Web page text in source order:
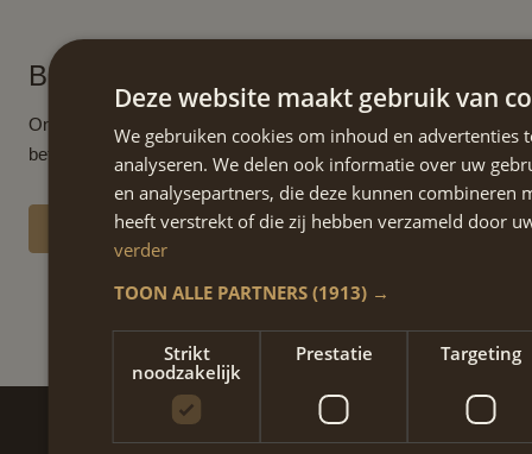
BEHANDELOPTIES
Ontdek binnen 1 minuut of MDC WEL iets voor u kan
betekenen door middel van een korte vragenlijst.
DOE DE TEST
Deze website maakt gebruik van
We gebruiken cookies om inhoud en advertenties
analyseren. We delen ook informatie over uw
en analysepartners, die deze kunnen combineren
heeft verstrekt of die zij hebben verzameld door
verder
TOON ALLE PARTNERS (1913) →
Strikt
noodzakelijk
Prestatie Targeting